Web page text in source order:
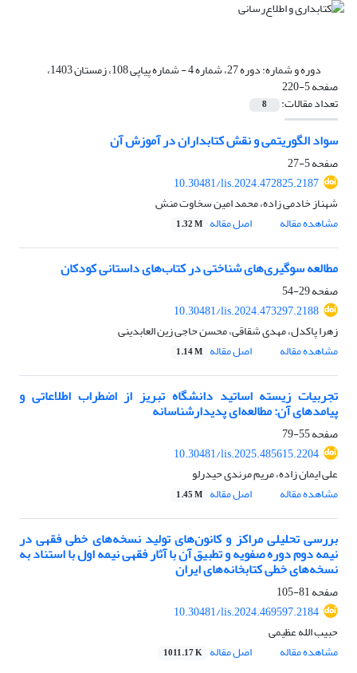
دوره و شماره: دوره 27، شماره 4 - شماره پیاپی 108، زمستان 1403،
صفحه 5-220
تعداد مقالات: 8
سواد الگوریتمی و نقش کتابداران در آموزش آن
صفحه5-27
10.30481/lis.2024.472825.2187
شهناز خادمی زاده، محمد امین سخاوت منش
مشاهده مقاله
اصل مقاله 1.32 M
مطالعه سوگیری‌های شناختی در کتاب‌های داستانی کودکان
صفحه29-54
10.30481/lis.2024.473297.2188
زهرا پاکدل، مهدی شقاقی، محسن حاجی زین العابدینی
مشاهده مقاله
اصل مقاله 1.14 M
تجربیات زیسته اساتید دانشگاه تبریز از اضطراب اطلاعاتی و
پیامدهای آن: مطالعه‌ای پدیدار‌شناسانه
صفحه55-79
10.30481/lis.2025.485615.2204
علی ایمان زاده، مریم مرندی حیدرلو
مشاهده مقاله
اصل مقاله 1.45 M
بررسی تحلیلی مراکز و کانون‌های تولید نسخه‌های خطی فقهی در
نیمه دوم دوره صفویه و تطبیق آن با آثار فقهی نیمه اول با استناد به
نسخه‌های خطی کتابخانه‌های ایران
صفحه81-105
10.30481/lis.2024.469597.2184
حبیب الله عظیمی
مشاهده مقاله
اصل مقاله 1011.17 K